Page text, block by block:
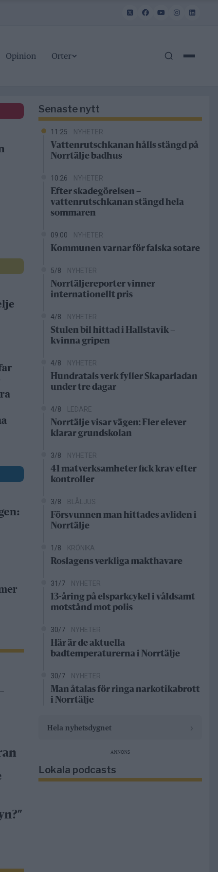
Opinion Orter
Senaste nytt
11:25 NYHETER
Vattenrutschkanan hålls stängd på
Norrtälje badhus
10:26 NYHETER
Efter skadegörelsen –
vattenrutschkanan stängd hela
sommaren
09:00 NYHETER
Kommunen varnar för falska sotare
5/8 NYHETER
Norrtäljereporter vinner
internationellt pris
4/8 NYHETER
Stulen bil hittad i Hallstavik –
kvinna gripen
4/8 NYHETER
Hundratals verk fyller Skaparladan
under tre dagar
4/8 LEDARE
Norrtälje visar vägen: Fler elever
klarar grundskolan
3/8 NYHETER
41 matverksamheter fick krav efter
kontroller
3/8 BLÅLJUS
Försvunnen man hittades avliden i
Norrtälje
1/8 KRÖNIKA
Roslagens verkliga makthavare
31/7 NYHETER
13-åring på elsparkcykel i våldsamt
motstånd mot polis
30/7 NYHETER
Här är de aktuella
badtemperaturerna i Norrtälje
30/7 NYHETER
Man åtalas för ringa narkotikabrott
i Norrtälje
Hela nyhetsdygnet
ANNONS
Lokala podcasts